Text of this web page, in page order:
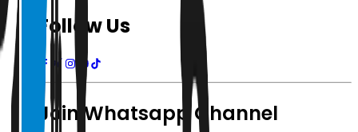
Follow Us
Join Whatsapp Channel